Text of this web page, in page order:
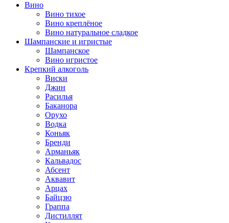
Вино
Вино тихое
Вино креплёное
Вино натуральное сладкое
Шампанские и игристые
Шампанское
Вино игристое
Крепкий алкоголь
Виски
Джин
Расилья
Баканора
Орухо
Водка
Коньяк
Бренди
Арманьяк
Кальвадос
Абсент
Аквавит
Арцах
Байцзю
Граппа
Дистиллят